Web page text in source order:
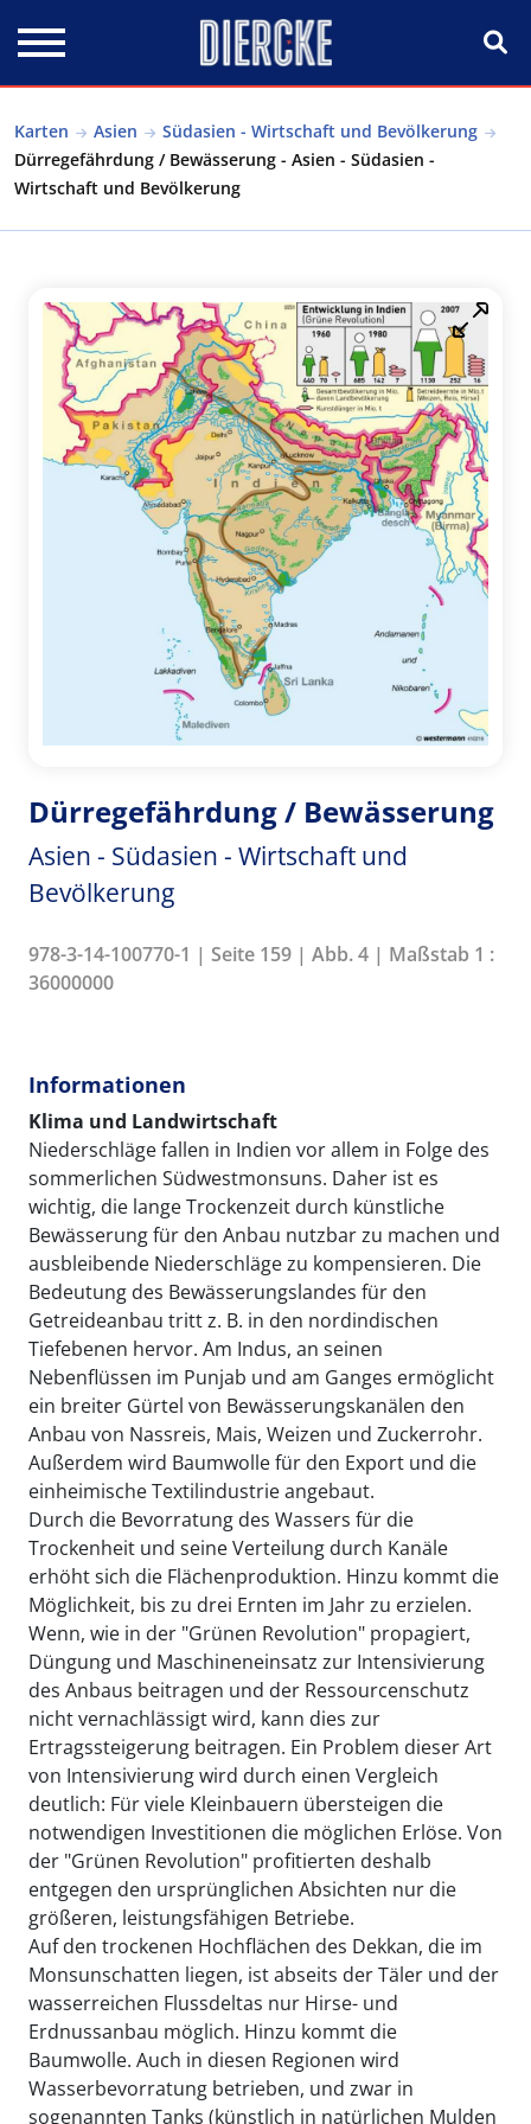
Karten Asien
Südasien - Wirtschaft und Bevölkerung
Dürregefährdung / Bewässerung - Asien - Südasien -
Wirtschaft und Bevölkerung
Dürregefährdung / Bewässerung
Asien - Südasien - Wirtschaft und
Bevölkerung
978-3-14-100770-1 | Seite 159 | Abb. 4 | Maßstab 1 :
36000000
Informationen
Klima und Landwirtschaft
Niederschläge fallen in Indien vor allem in Folge des
sommerlichen Südwestmonsuns. Daher ist es
wichtig, die lange Trockenzeit durch künstliche
Bewässerung für den Anbau nutzbar zu machen und
ausbleibende Niederschläge zu kompensieren. Die
Bedeutung des Bewässerungslandes für den
Getreideanbau tritt z. B. in den nordindischen
Tiefebenen hervor. Am Indus, an seinen
Nebenflüssen im Punjab und am Ganges ermöglicht
ein breiter Gürtel von Bewässerungskanälen den
Anbau von Nassreis, Mais, Weizen und Zuckerrohr.
Außerdem wird Baumwolle für den Export und die
einheimische Textilindustrie angebaut.
Durch die Bevorratung des Wassers für die
Trockenheit und seine Verteilung durch Kanäle
erhöht sich die Flächenproduktion. Hinzu kommt die
Möglichkeit, bis zu drei Ernten im Jahr zu erzielen.
Wenn, wie in der "Grünen Revolution" propagiert,
Düngung und Maschineneinsatz zur Intensivierung
des Anbaus beitragen und der Ressourcenschutz
nicht vernachlässigt wird, kann dies zur
Ertragssteigerung beitragen. Ein Problem dieser Art
von Intensivierung wird durch einen Vergleich
deutlich: Für viele Kleinbauern übersteigen die
notwendigen Investitionen die möglichen Erlöse. Von
der "Grünen Revolution" profitierten deshalb
entgegen den ursprünglichen Absichten nur die
größeren, leistungsfähigen Betriebe.
Auf den trockenen Hochflächen des Dekkan, die im
Monsunschatten liegen, ist abseits der Täler und der
wasserreichen Flussdeltas nur Hirse- und
Erdnussanbau möglich. Hinzu kommt die
Baumwolle. Auch in diesen Regionen wird
Wasserbevorratung betrieben, und zwar in
sogenannten Tanks (künstlich in natürlichen Mulden